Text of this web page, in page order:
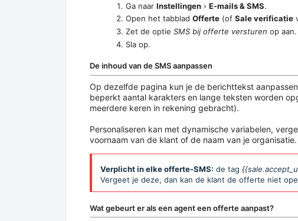
Ga naar Instellingen › E-mails & SMS.
Open het tabblad Offerte (of Sale verificatie
Zet de optie SMS bij offerte versturen op aan.
Sla op.
De inhoud van de SMS aanpassen
Op dezelfde pagina kun je de berichttekst
beperkt aantal karakters en lange teksten worden
meerdere keren in rekening gebracht).
Personaliseren kan met dynamische variabelen,
voornaam van de klant of de naam van je organisatie.
Verplicht in elke offerte-SMS: de tag
Vergeet je deze, dan kan de klant de offerte niet
Wat gebeurt er als een agent een offerte aanpast?